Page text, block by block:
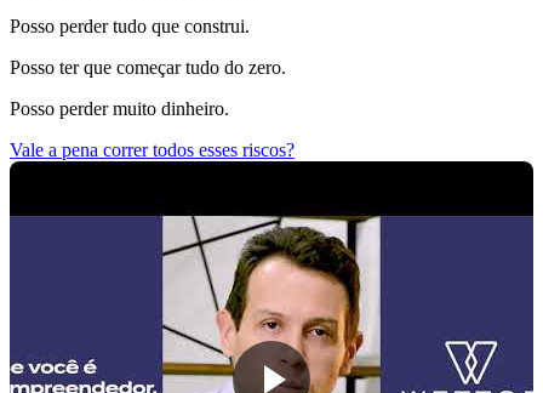
Posso perder tudo que construi.
Posso ter que começar tudo do zero.
Posso perder muito dinheiro.
Vale a pena correr todos esses riscos?